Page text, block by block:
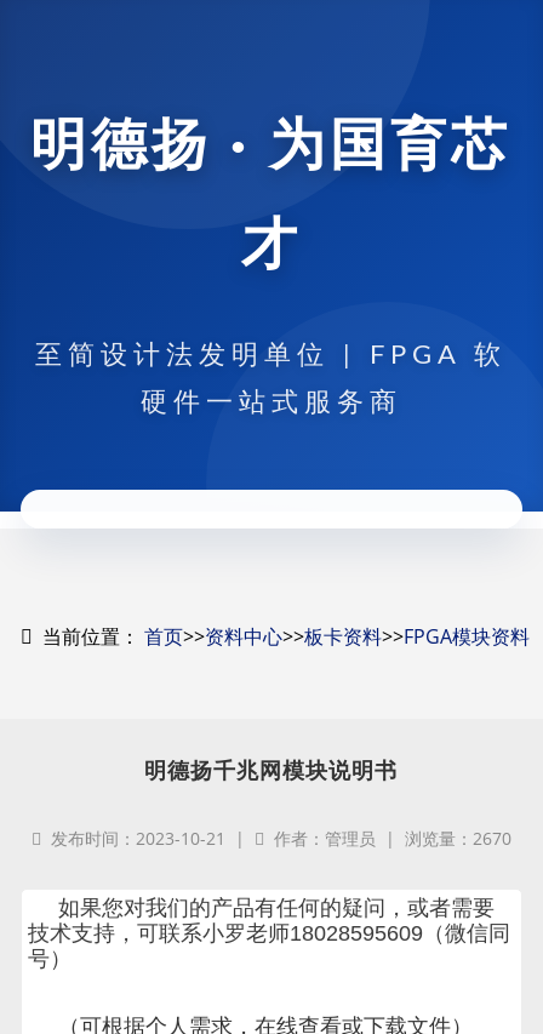
明德扬 · 为国育芯
才
至简设计法发明单位 | FPGA 软
硬件一站式服务商
当前位置：首页>>资料中心>>板卡资料>>FPGA模块资料
明德扬千兆网模块说明书
发布时间：2023-10-21 | 作者：管理员 | 浏览量：2670
如果您对我们的产品有任何的疑问，或者需要
技术支持，可联系小罗老师18028595609（微信同
号）
（可根据个人需求，在线查看或下载文件）